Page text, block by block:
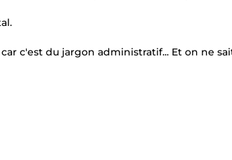
c'est du jargon administratif... Et on ne